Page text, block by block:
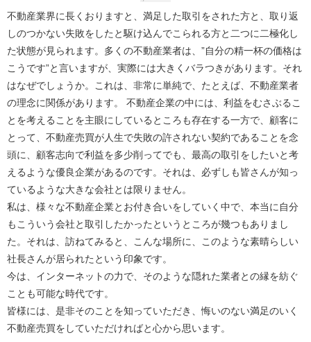
不動産業界に長くおりますと、満足した取引をされた方と、取り返
しのつかない失敗をしたと駆け込んでこられる方と二つに二極化し
た状態が見られます。多くの不動産業者は、”自分の精一杯の価格は
こうです”と言いますが、実際には大きくバラつきがあります。それ
はなぜでしょうか。これは、非常に単純で、たとえば、不動産業者
の理念に関係があります。 不動産企業の中には、利益をむさぶるこ
とを考えることを主眼にしているところも存在する一方で、顧客に
とって、不動産売買が人生で失敗の許されない契約であることを念
頭に、顧客志向で利益を多少削ってでも、最高の取引をしたいと考
えるような優良企業があるのです。それは、必ずしも皆さんが知っ
ているような大きな会社とは限りません。
私は、様々な不動産企業とお付き合いをしていく中で、本当に自分
もこういう会社と取引したかったというところが幾つもありまし
た。それは、訪ねてみると、こんな場所に、このような素晴らしい
社長さんが居られたという印象です。
今は、インターネットの力で、そのような隠れた業者との縁を紡ぐ
ことも可能な時代です。
皆様には、是非そのことを知っていただき、悔いのない満足のいく
不動産売買をしていただければと心から思います。